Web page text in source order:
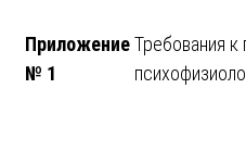
Приложение
№ 1
Требования